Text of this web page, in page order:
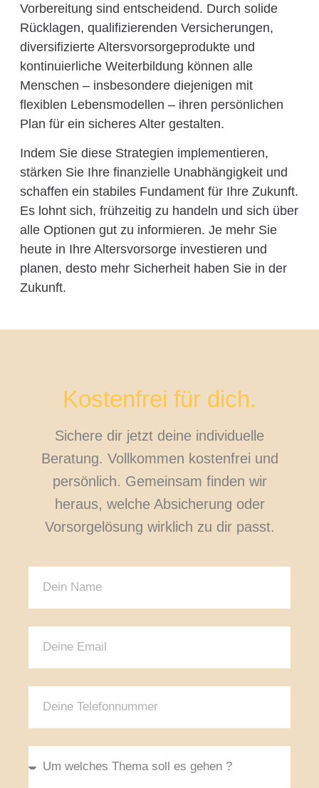
Vorbereitung sind entscheidend. Durch solide
Rücklagen, qualifizierenden Versicherungen,
diversifizierte Altersvorsorgeprodukte und
kontinuierliche Weiterbildung können alle
Menschen – insbesondere diejenigen mit
flexiblen Lebensmodellen – ihren persönlichen
Plan für ein sicheres Alter gestalten.
Indem Sie diese Strategien implementieren,
stärken Sie Ihre finanzielle Unabhängigkeit und
schaffen ein stabiles Fundament für Ihre Zukunft.
Es lohnt sich, frühzeitig zu handeln und sich über
alle Optionen gut zu informieren. Je mehr Sie
heute in Ihre Altersvorsorge investieren und
planen, desto mehr Sicherheit haben Sie in der
Zukunft.
Kostenfrei für dich.
Sichere dir jetzt deine individuelle
Beratung. Vollkommen kostenfrei und
persönlich. Gemeinsam finden wir
heraus, welche Absicherung oder
Vorsorgelösung wirklich zu dir passt.